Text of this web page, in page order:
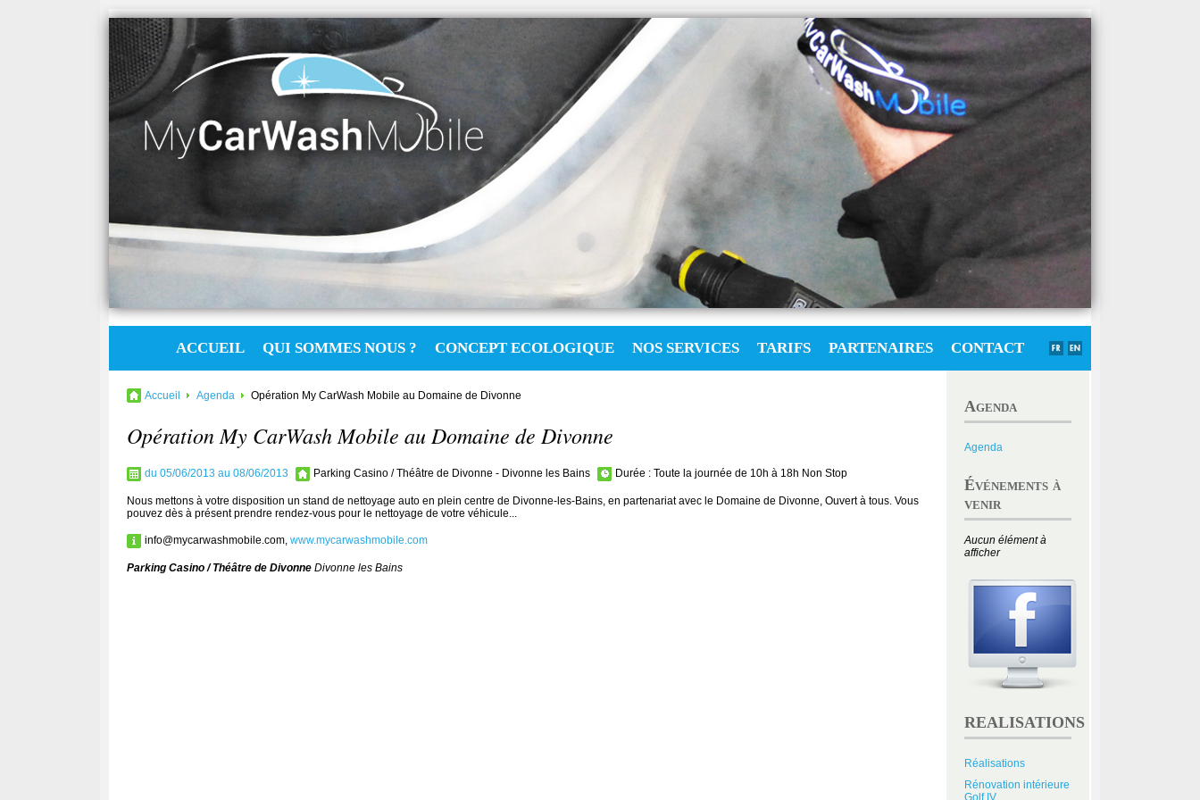
ACCUEIL QUI SOMMES NOUS ? CONCEPT ECOLOGIQUE NOS SERVICES TARIFS PARTENAIRES CONTACT
Accueil Agenda Opération My CarWash Mobile au Domaine de Divonne
Opération My CarWash Mobile au Domaine de Divonne
du 05/06/2013 au 08/06/2013 Parking Casino / Théâtre de Divonne - Divonne les Bains Durée : Toute la journée de 10h à 18h Non Stop
Nous mettons à votre disposition un stand de nettoyage auto en plein centre de Divonne-les-Bains, en partenariat avec le Domaine de Divonne, Ouvert à tous. Vous
pouvez dès à présent prendre rendez-vous pour le nettoyage de votre véhicule...
info@mycarwashmobile.com, www.mycarwashmobile.com
Parking Casino / Théâtre de Divonne Divonne les Bains
Agenda
Agenda
Événements à
venir
Aucun élément à
afficher
REALISATIONS
Réalisations
Rénovation intérieure
Golf IV